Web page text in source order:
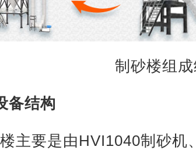
制砂楼组
备结构
主要是由HVI1040制砂机